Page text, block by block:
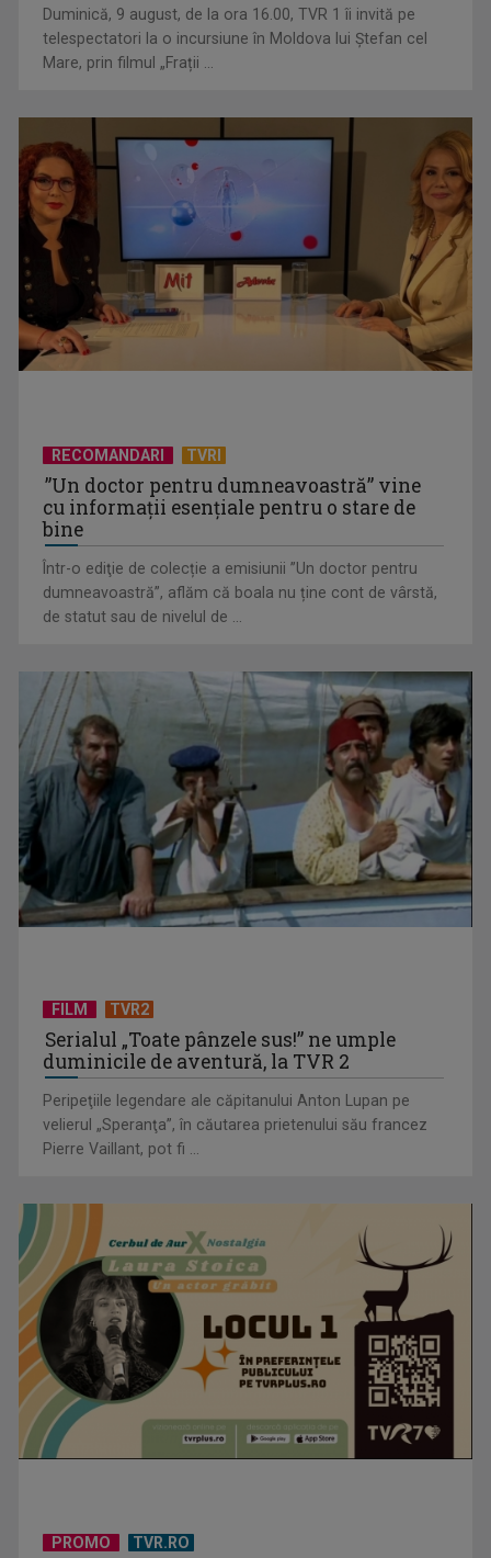
"România în bucate": Rețete delicioase din Orheiul Vechi
TVR transmite în direct slujba de sfinţire a picturii Catedralei
Naţionale
"Dincolo de alb și negru": Republica Moldova, pași importanți
TVR aduce în prim-plan cea mai fierbinte campanie
electorală din regiune: ...
Duminică, 9 august, de la ora 16.00, TVR 1 îi invită pe
telespectatori la o incursiune în Moldova lui Ștefan cel
Mare, prin filmul „Frații ...
RECOMANDARI TVRI
”Un doctor pentru dumneavoastră” vine
cu informații esențiale pentru o stare de
bine
Într-o ediţie de colecție a emisiunii ”Un doctor pentru
dumneavoastră”, aflăm că boala nu ține cont de vârstă,
de statut sau de nivelul de ...
FILM TVR2
Serialul „Toate pânzele sus!” ne umple
duminicile de aventură, la TVR 2
Peripeţiile legendare ale căpitanului Anton Lupan pe
velierul „Speranţa”, în căutarea prietenului său francez
Pierre Vaillant, pot fi ...
PROMO TVR.RO